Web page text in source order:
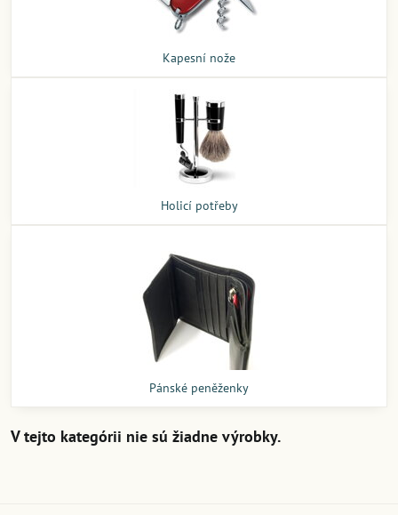
Kapesní nože
Holicí potřeby
Pánské peněženky